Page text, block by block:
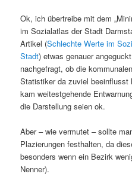
Ok, ich übertreibe mit dem
im Sozialatlas der Stadt
Artikel (Schlechte Werte im
Stadt) etwas genauer
nachgefragt, ob die
Statistiker da zuviel beeinflusst
kam weitestgehende
die Darstellung seien ok.
Aber – wie vermutet – sollte
Plazierungen festhalten, da
besonders wenn ein Bezirk
Nenner).